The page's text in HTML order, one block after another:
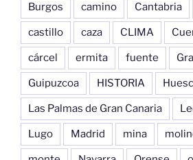
Burgos camino Cantabria
castillo caza CLIMA
cárcel ermita fuente
Guipuzcoa HISTORIA
Las Palmas de Gran Canaria
Lugo Madrid mina